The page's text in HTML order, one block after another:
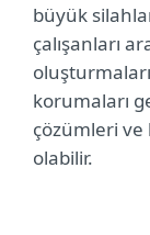
büyük
çalışanları
korumaları
çözümleri ve
olabilir.